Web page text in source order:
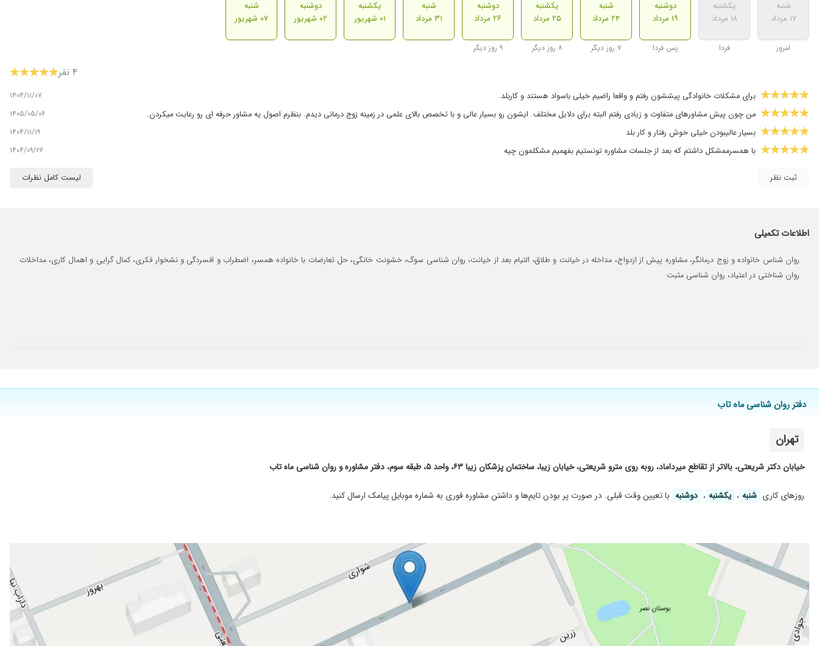
شنبه
۱۷ مرداد
امروز
یکشنبه
۱۸ مرداد
فردا
دوشنبه
۱۹ مرداد
پس فردا
شنبه
۲۴ مرداد
۷ روز دیگر
یکشنبه
۲۵ مرداد
۸ روز دیگر
دوشنبه
۲۶ مرداد
۹ روز دیگر
شنبه
۳۱ مرداد
یکشنبه
۰۱ شهریور
دوشنبه
۰۲ شهریور
شنبه
۰۷ شهریور
۴ نفر
برای مشکلات خانوادگی پیششون رفتم و واقعا راضیم خیلی باسواد هستند و کاربلد. ۱۴۰۴/۱۱/۰۷
من چون پیش مشاورهای متفاوت و زیادی رفتم البته برای دلایل مختلف. ایشون رو بسیار عالی و با تخصص بالای علمی در زمینه زوج درمانی دیدم. بنظرم اصول یه مشاور حرفه ای رو رعایت میکردن. ۱۴۰۵/۰۵/۰۶
بسیار عالیبودن خیلی خوش رفتار و کار بلد ۱۴۰۴/۱۱/۱۹
با همسرممشکل داشتم که بعد از جلسات مشاوره تونستیم بفهمیم مشکلمون چیه ۱۴۰۴/۰۹/۲۶
ثبت نظر لیست کامل نظرات
اطلاعات تکمیلی
روان شناس خانواده و زوج درمانگر، مشاوره پیش از ازدواج، مداخله در خیانت و طلاق، التیام بعد از خیانت، روان شناسی سوگ، خشونت خانگی، حل تعارضات با خانواده همسر، اضطراب و افسردگی و نشخوار فکری، کمال گرایی و اهمال کاری، مداخلات
روان شناختی در اعتیاد، روان شناسی مثبت
دفتر روان شناسی ماه تاب
تهران
خیابان دکتر شریعتی، بالاتر از تقاطع میرداماد، روبه روی مترو شریعتی، خیابان زیبا، ساختمان پزشکان زیبا ۶۳، واحد ۵، طبقه سوم، دفتر مشاوره و روان شناسی ماه تاب
روز‌های کاری شنبه ، یکشنبه ، دوشنبه با تعیین وقت قبلی. در صورت پر بودن تایم‌ها و داشتن مشاوره فوری به شماره موبایل پیامک ارسال کنید.